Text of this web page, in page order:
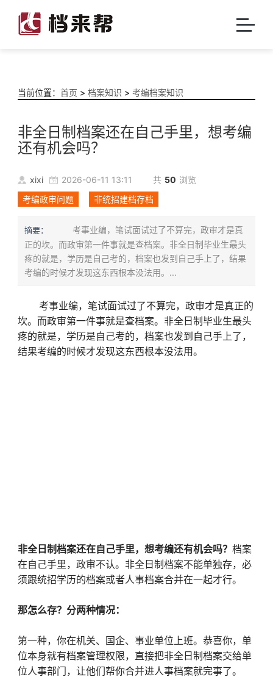
当前位置： 首页 > 档案知识 > 考编档案知识
非全日制档案还在自己手里，想考编
还有机会吗？
xixi 2026-06-11 13:11 共 50 浏览
考编政审问题
非统招建档存档
摘要：
考事业编，笔试面试过了不算完，政审才是真
正的坎。而政审第一件事就是查档案。非全日制毕业生最头
疼的就是，学历是自己考的，档案也发到自己手上了，结果
考编的时候才发现这东西根本没法用。...
考事业编，笔试面试过了不算完，政审才是真正的
坎。而政审第一件事就是查档案。非全日制毕业生最头
疼的就是，学历是自己考的，档案也发到自己手上了，
结果考编的时候才发现这东西根本没法用。
非全日制档案还在自己手里，想考编还有机会吗？ 档案
在自己手里，政审不认。非全日制档案不能单独存，必
须跟统招学历的档案或者人事档案合并在一起才行。
那怎么存？分两种情况：
第一种，你在机关、国企、事业单位上班。恭喜你，单
位本身就有档案管理权限，直接把非全日制档案交给单
位人事部门，让他们帮你合并进人事档案就完事了。